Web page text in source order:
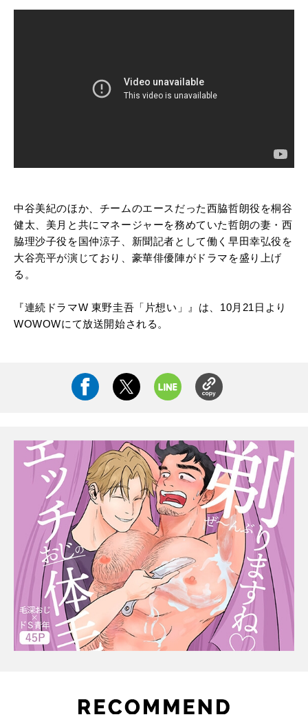
中谷美紀のほか、チームのエースだった西脇哲朗役を桐谷
健太、美月と共にマネージャーを務めていた哲朗の妻・西
脇理沙子役を国仲涼子、新聞記者として働く早田幸弘役を
大谷亮平が演じており、豪華俳優陣がドラマを盛り上げ
る。
『連続ドラマW 東野圭吾「片想い」』は、10月21日より
WOWOWにて放送開始される。